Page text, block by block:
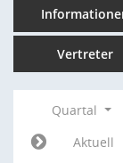
Vertreter
Quartal
Aktuell